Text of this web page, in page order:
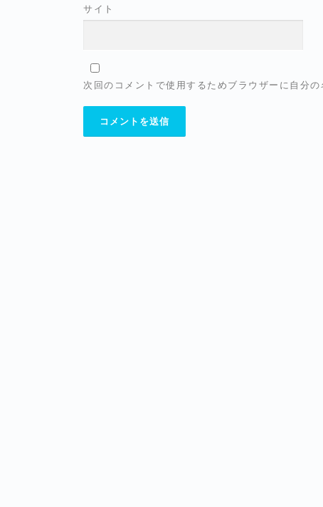
サイト
次回のコメントで使用するためブラウザーに自分